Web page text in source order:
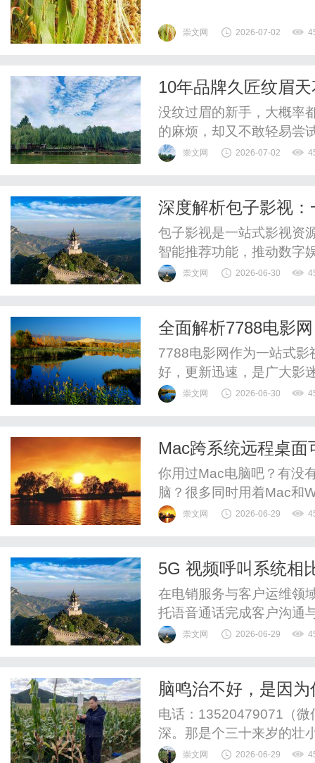
崇文网 2026-07-02
10年品牌久匠纹眉
效果自然免费补色闭
没纹过眉的新手，大概率
的麻烦，却又不敢轻易尝
眉”、怕劣质色料伤肤、
己的避坑经验，拆解新手
崇文网 2026-07-02
深度解析包子影视
包子影视是一站式影视资
智能推荐功能，推动数字
崇文网 2026-06-30
全面解析7788电影
7788电影网作为一站式
好，更新迅速，是广大影
崇文网 2026-06-30
Mac跨系统远程桌
你用过Mac电脑吧？有没
脑？很多同时用着Mac和
尴尬：想远程调取工作电
崇文网 2026-06-29
5G 视频呼叫系统相
在电销服务与客户运维领
托语音通话完成客户沟通
信技术迭代，纯语音沟通
的升级需求。不少企业处
崇文网 2026-06-29
脑鸣治不好，是因为
方，专攻髓海失养
电话：13520479071（微
深。那是个三十来岁的壮
被这怪病折磨得不成样子
崇文网 2026-06-29